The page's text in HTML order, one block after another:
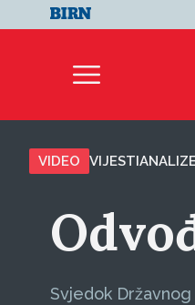
VIDEO VIJESTI
Svjedok